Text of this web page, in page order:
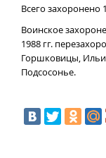
Всего захоронено
Воинское
1988 гг.
Горшковицы,
Подсосонье.